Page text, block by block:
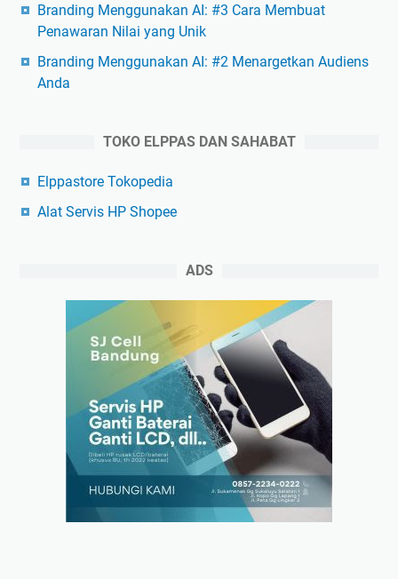
Branding Menggunakan AI: #3 Cara Membuat
Penawaran Nilai yang Unik
Branding Menggunakan AI: #2 Menargetkan Audiens
Anda
TOKO ELPPAS DAN SAHABAT
Elppastore Tokopedia
Alat Servis HP Shopee
ADS